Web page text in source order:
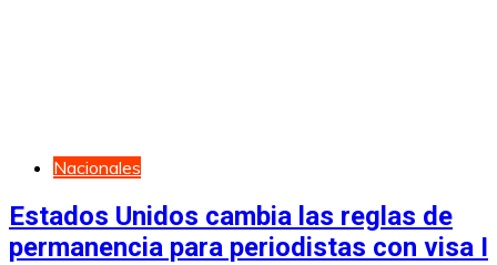
Nacionales
Estados Unidos cambia las reglas de
permanencia para periodistas con visa I